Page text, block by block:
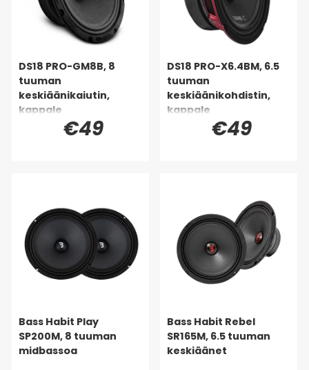
DS18 PRO-GM8B, 8
tuuman
keskiäänikaiutin,
kappale
€49
DS18 PRO-X6.4BM, 6.5
tuuman
keskiäänikohdistin,
kappale
€49
Bass Habit Play
SP200M, 8 tuuman
midbassoa
Bass Habit Rebel
SR165M, 6.5 tuuman
keskiäänet